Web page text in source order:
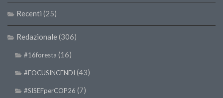
XIII Congresso (Orvieto 2022)
XII Congresso (Palermo 2019)
XI Congresso (Roma 2017)
X Congresso (Firenze 2015)
IX Congresso (Bolzano 2013)
VIII Congresso (Rende 2011)
Recenti (25)
Redazionale (306)
#16foresta (16)
#FOCUSINCENDI (43)
#SISEFperCOP26 (7)